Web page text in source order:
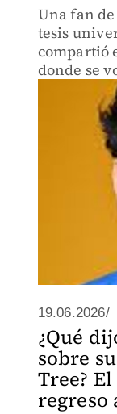
Una fan
tesis
compartió
donde se
19.06.2026/
¿Qué
sobre
Tree?
regreso